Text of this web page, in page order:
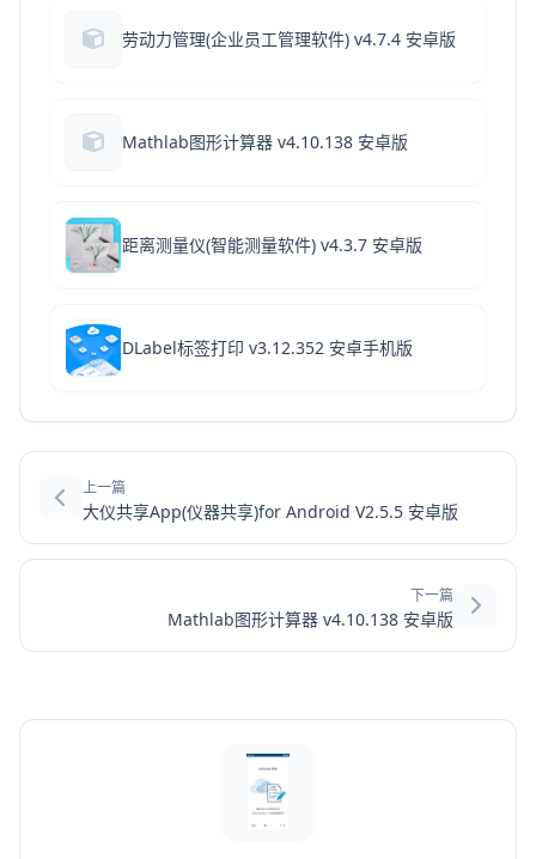
劳动力管理(企业员工管理软件) v4.7.4 安卓版
Mathlab图形计算器 v4.10.138 安卓版
距离测量仪(智能测量软件) v4.3.7 安卓版
DLabel标签打印 v3.12.352 安卓手机版
上一篇
大仪共享App(仪器共享)for Android V2.5.5 安卓版
下一篇
Mathlab图形计算器 v4.10.138 安卓版